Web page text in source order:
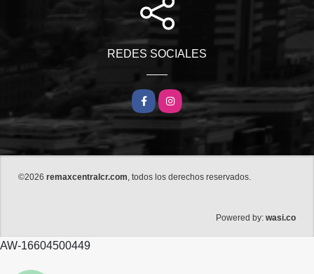
REDES SOCIALES
FacebookInstagram
©2026 remaxcentralcr.com, todos los derechos reservados.
Powered by: wasi.co
AW-16604500449